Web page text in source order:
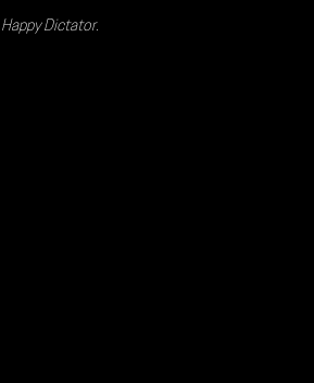
Happy Dictator.